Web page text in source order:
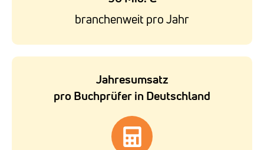
branchenweit pro Jahr
Jahresumsatz
pro Buchprüfer in Deutschland